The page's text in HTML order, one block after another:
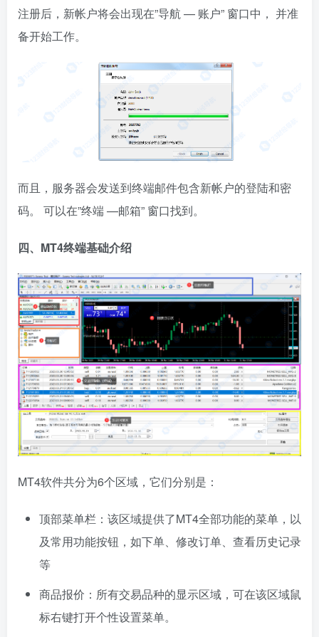
注册后，新帐户将会出现在”导航 — 账户” 窗口中， 并准
备开始工作。
而且，服务器会发送到终端邮件包含新帐户的登陆和密
码。 可以在”终端 —邮箱” 窗口找到。
四、MT4终端基础介绍
MT4软件共分为6个区域，它们分别是：
顶部菜单栏：该区域提供了MT4全部功能的菜单，以
及常用功能按钮，如下单、修改订单、查看历史记录
等
商品报价：所有交易品种的显示区域，可在该区域鼠
标右键打开个性设置菜单。